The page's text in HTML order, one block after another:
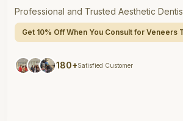
Professional and Trusted Aesthetic
Get 10% Off When You Consult for Veneers
180+Satisfied Customer